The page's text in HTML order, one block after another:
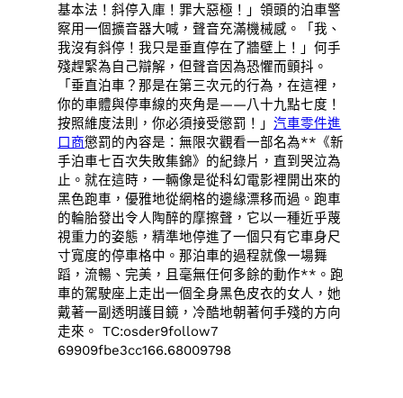
基本法！斜停入庫！罪大惡極！」領頭的泊車警
察用一個擴音器大喊，聲音充滿機械感。「我、
我沒有斜停！我只是垂直停在了牆壁上！」何手
殘趕緊為自己辯解，但聲音因為恐懼而顫抖。
「垂直泊車？那是在第三次元的行為，在這裡，
你的車體與停車線的夾角是——八十九點七度！
按照維度法則，你必須接受懲罰！」汽車零件進
口商懲罰的內容是：無限次觀看一部名為**《新
手泊車七百次失敗集錦》的紀錄片，直到哭泣為
止。就在這時，一輛像是從科幻電影裡開出來的
黑色跑車，優雅地從網格的邊緣漂移而過。跑車
的輪胎發出令人陶醉的摩擦聲，它以一種近乎蔑
視重力的姿態，精準地停進了一個只有它車身尺
寸寬度的停車格中。那泊車的過程就像一場舞
蹈，流暢、完美，且毫無任何多餘的動作**。跑
車的駕駛座上走出一個全身黑色皮衣的女人，她
戴著一副透明護目鏡，冷酷地朝著何手殘的方向
走來。 TC:osder9follow7
69909fbe3cc166.68009798